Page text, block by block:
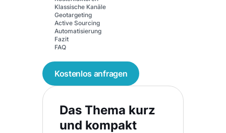
Klassische Kanäle
Geotargeting
Active Sourcing
Automatisierung
Fazit
FAQ
Kostenlos anfragen
Das Thema kurz
und kompakt